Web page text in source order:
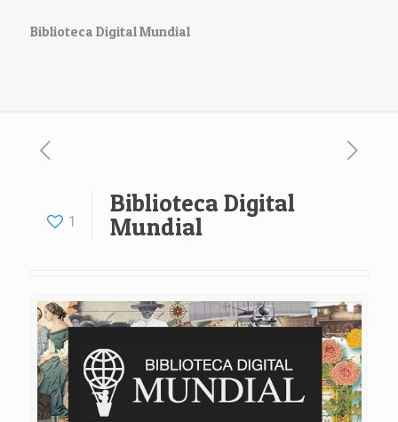
Biblioteca Digital Mundial
1
Biblioteca Digital
Mundial